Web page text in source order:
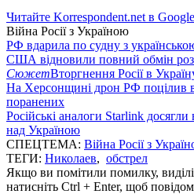
Читайте Korrespondent.net в
Війна Росії з Україною
РФ вдарила по судну з
США відновили повний обмін
СюжетВторгнення Росії в
На Херсонщині дрон РФ поцілив
поранених
Російські аналоги Starlink досягли
над Україною
СПЕЦТЕМА: Війна Росії з
ТЕГИ: Николаев, обстрел
Якщо ви помітили помилку,
натисніть Ctrl + Enter, щоб